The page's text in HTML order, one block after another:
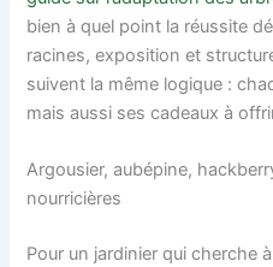
bien à quel point la réussite
racines, exposition et
suivent la même logique :
mais aussi ses cadeaux à
Argousier, aubépine,
nourricières
Pour un jardinier qui cherche